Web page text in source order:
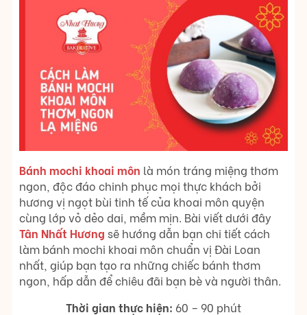
Bánh mochi khoai môn là món tráng miệng thơm
ngon, độc đáo chinh phục mọi thực khách bởi
hương vị ngọt bùi tinh tế của khoai môn quyện
cùng lớp vỏ dẻo dai, mềm mịn. Bài viết dưới đây
Tân Nhất Hương sẽ hướng dẫn bạn chi tiết cách
làm bánh mochi khoai môn chuẩn vị Đài Loan
nhất, giúp bạn tạo ra những chiếc bánh thơm
ngon, hấp dẫn để chiêu đãi bạn bè và người thân.
Thời gian thực hiện: 60 – 90 phút